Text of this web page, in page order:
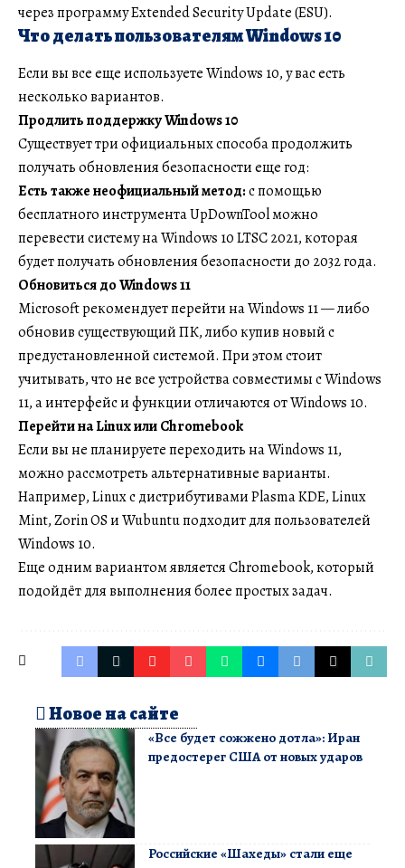
через программу Extended Security Update (ESU).
Что делать пользователям Windows 10
Если вы все еще используете Windows 10, у вас есть
несколько вариантов.
Продлить поддержку Windows 10
Существует три официальных способа продолжить
получать обновления безопасности еще год:
Есть также неофициальный метод:с помощью
бесплатного инструмента UpDownTool можно
перевести систему на Windows 10 LTSC 2021, которая
будет получать обновления безопасности до 2032 года.
Обновиться до Windows 11
Microsoft рекомендует перейти на Windows 11 — либо
обновив существующий ПК, либо купив новый с
предустановленной системой. При этом стоит
учитывать, что не все устройства совместимы с Windows
11, а интерфейс и функции отличаются от Windows 10.
Перейти на Linux или Chromebook
Если вы не планируете переходить на Windows 11,
можно рассмотреть альтернативные варианты.
Например, Linux с дистрибутивами Plasma KDE, Linux
Mint, Zorin OS и Wubuntu подходит для пользователей
Windows 10.
Еще одним вариантом является Chromebook, который
подойдёт для выполнения более простых задач.
Новое на сайте
«Все будет сожжено дотла»: Иран
предостерег США от новых ударов
Российские «Шахеды» стали еще